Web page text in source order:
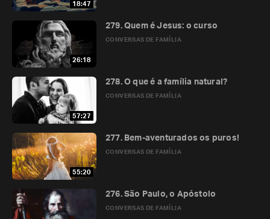
18:47
26:18
CONVERSAS DE FAMÍLIA
279. Quem é Jesus: o curso
57:27
CONVERSAS DE FAMÍLIA
278. O que é a família natural?
55:20
CONVERSAS DE FAMÍLIA
277. Bem-aventurados os puros!
CONVERSAS DE FAMÍLIA
276. São Paulo, o Apóstolo